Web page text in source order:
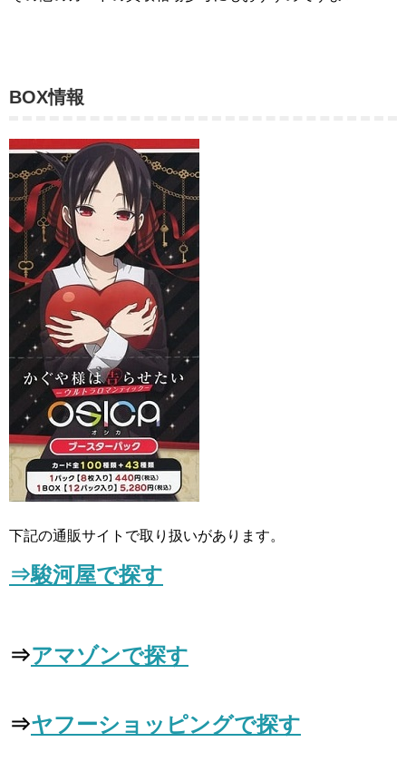
BOX情報
下記の通販サイトで取り扱いがあります。
⇒駿河屋で探す
⇒アマゾンで探す
⇒ヤフーショッピングで探す